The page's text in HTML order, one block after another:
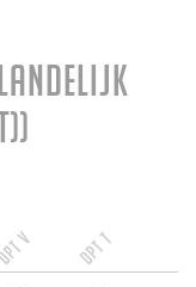
V DPT T